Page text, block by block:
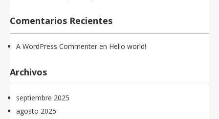
Comentarios Recientes
A WordPress Commenter en Hello world!
Archivos
septiembre 2025
agosto 2025